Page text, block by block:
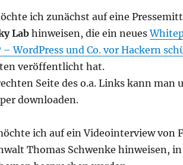
ich zunächst auf eine
Labhinweisen, die ein neues
– WordPress und Co. vor Hackern
veröffentlicht hat.
Seite des o.a. Links kann man
downloaden.
ich auf ein Videointerview von
Thomas Schwenke hinweisen,